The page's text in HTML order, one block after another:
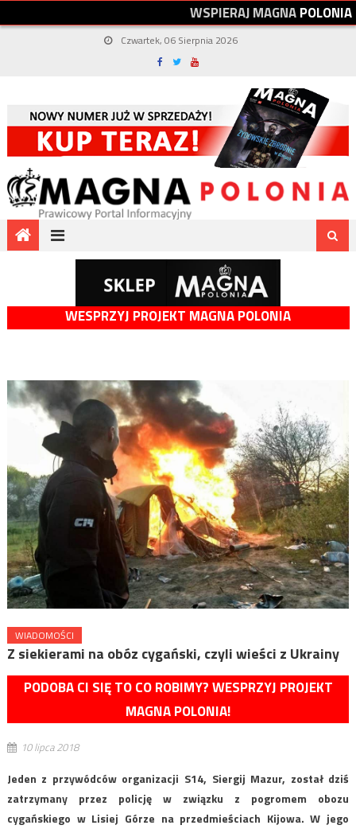
WSPIERAJMAGNAPOLONIA
Czwartek, 06 Sierpnia 2026
WESPRZYJ PROJEKT MAGNA POLONIA
WIADOMOŚCI
Z siekierami na obóz cygański, czyli wieści z Ukrainy
PODOBA CI SIĘ TO CO ROBIMY? WESPRZYJ PROJEKT
MAGNA POLONIA!
10 lipca 2018
Jeden z przywódców organizacji S14, Siergij Mazur, został dziś
zatrzymany przez policję w związku z pogromem obozu
cygańskiego w Lisiej Górze na przedmieściach Kijowa. W jego